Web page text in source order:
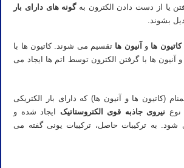
یا از دست دادن الکترون بهگونه های دارای بار
بشوند.
کاتیون ها و آنیون ها تقسیم می شوند. کاتیون ها با
آنیون ها با گرفتن الکترون توسط اتم ها ایجاد می
(کاتیون ها و آنیون ها) که دارای بار الکتریکی
نیروی جاذبه قوی الکتروستاتیک ایجاد شده و
شود. به ترکیبات حاصل، ترکیبات یونی گفته می